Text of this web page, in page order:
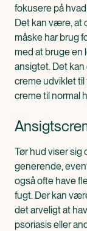
fokusere på
Det kan være, at
måske har brug
med at bruge en
ansigtet. Det
creme udviklet til
creme til normal
Tør hud viser sig
generende,
også ofte have
fugt. Der kan
det arveligt at
psoriasis eller